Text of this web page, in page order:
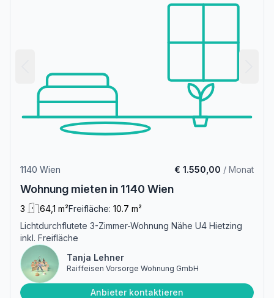
1140 Wien € 1.550,00 / Monat
Wohnung mieten in 1140 Wien
3 64,1 m²Freifläche: 10.7 m²
Lichtdurchflutete 3-Zimmer-Wohnung Nähe U4 Hietzing
inkl. Freifläche
Tanja Lehner
Raiffeisen Vorsorge Wohnung GmbH
Anbieter kontaktieren